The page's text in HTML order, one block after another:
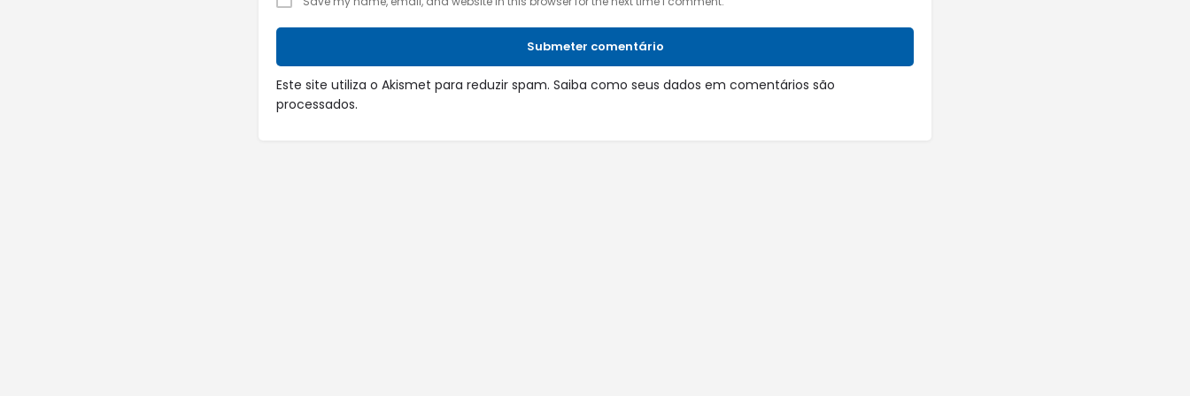
Submeter comentário
Este site utiliza o Akismet para reduzir spam. Saiba como seus dados em comentários são
processados.